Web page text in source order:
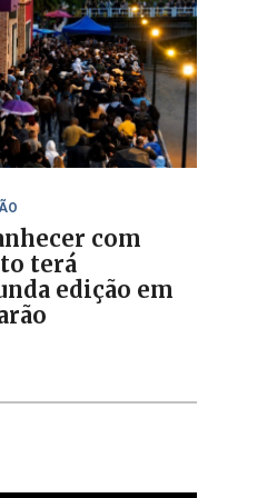
com
terá
edição em